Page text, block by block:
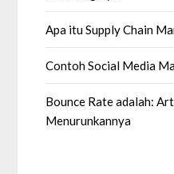
Apa itu Supply Chain
Contoh Social Media
Bounce Rate adalah:
Menurunkannya